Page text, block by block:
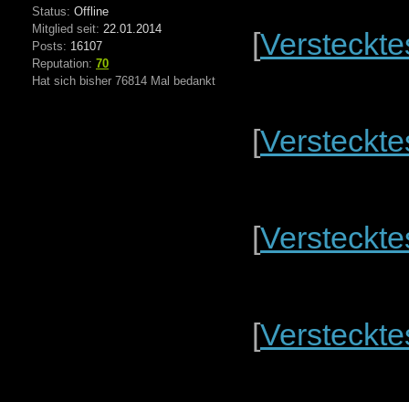
Status: Offline
Mitglied seit: 22.01.2014
Posts: 16107
Reputation: 70
Hat sich bisher 76814 Mal bedankt
[
[
[
[